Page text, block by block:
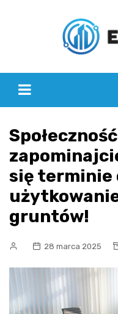
się terminie
gruntów!
28 marca 2025